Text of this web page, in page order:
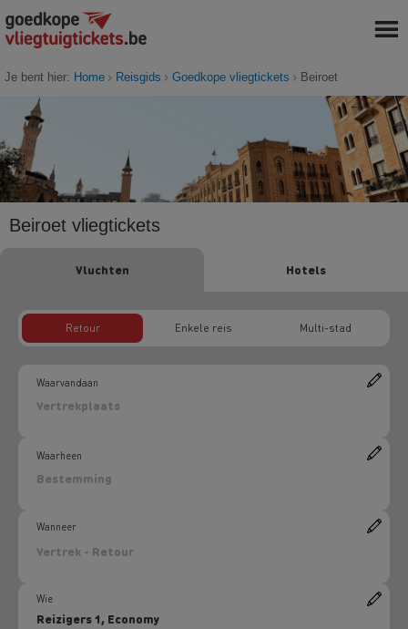
Je bent hier: Home Reisgids Goedkope vliegtickets Beiroet
Beiroet vliegtickets